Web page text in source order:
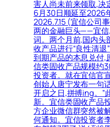
害人尚未前来领取,
6月30日顺延至2026
2026.7.15 (宜信公司
两的金融巨头——宜信
词。两个月前,国内头
收产品进行“良性清退
到期产品的本息兑付,
信类固收产品规模约
投资者。就在宜信官
创始人唐宁发布一句
开启之日,拼搏ing。”
新。宜信类固收产品
方企业微信群突然被
何通知。宜信投资者